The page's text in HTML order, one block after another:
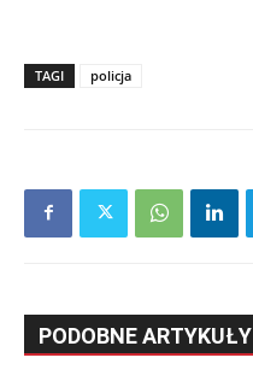
TAGI policja
PODOBNE ARTYKUŁY